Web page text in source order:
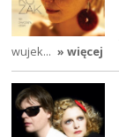
wujek… » więcej